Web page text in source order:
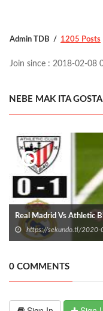
Admin TDB 1205 Posts
Join since : 2018-02-08
NEBE MAK ITA GOSTA
Real Madrid Vs Athletic
https://sekundo.tl/2020-
0 COMMENTS